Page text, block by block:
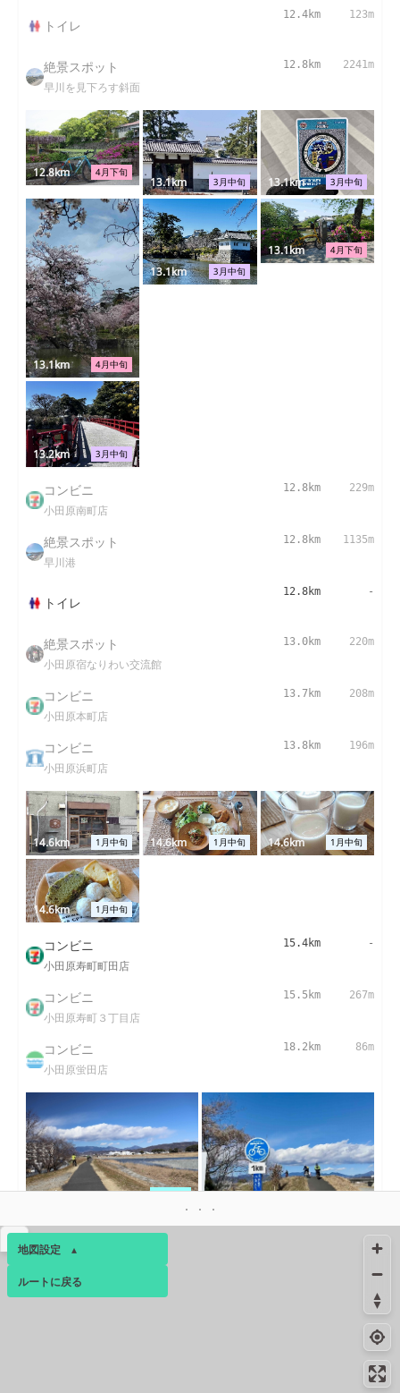
トイレ
12.4km 123m
絶景スポット
早川を見下ろす斜面
12.8km 2241m
4月下旬
12.8km
3月中旬
13.1km 3月中旬
13.1km
4月中旬
13.1km
3月中旬
13.1km
4月下旬
13.1km
3月中旬
13.2km
コンビニ
小田原南町店
12.8km 229m
絶景スポット
早川港
12.8km 1135m
トイレ
12.8km -
絶景スポット
小田原宿なりわい交流館
13.0km 220m
コンビニ
小田原本町店
13.7km 208m
コンビニ
小田原浜町店
13.8km 196m
1月中旬
14.6km 1月中旬
14.6km 1月中旬
14.6km
1月中旬
14.6km
コンビニ
小田原寿町町田店
15.4km -
コンビニ
小田原寿町３丁目店
15.5km 267m
コンビニ
小田原蛍田店
18.2km 86m
2月下旬
18.6km
18.6km
地図設定 ▴
ベース ▴
ルートに戻る